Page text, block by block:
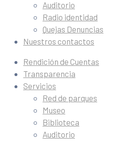
Auditorio
Radio identidad
Quejas Denuncias
Nuestros contactos
Rendición de Cuentas
Transparencia
Servicios
Red de parques
Museo
Biblioteca
Auditorio